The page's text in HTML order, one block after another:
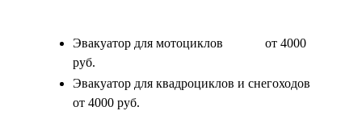
Эвакуатор для мотоциклов
от 4000
руб.
Эвакуатор для квадроциклов и снегоходов
от 4000 руб.